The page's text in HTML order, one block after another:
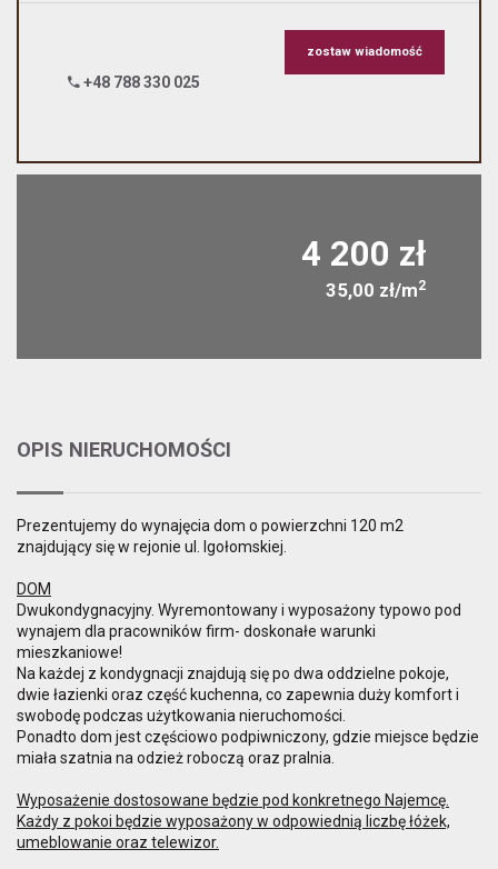
+48 788 330 025
zostaw wiadomość
4 200 zł
35,00 zł/m2
OPIS NIERUCHOMOŚCI
Prezentujemy do wynajęcia dom o powierzchni 120 m2
znajdujący się w rejonie ul. Igołomskiej.
DOM
Dwukondygnacyjny. Wyremontowany i wyposażony typowo pod
wynajem dla pracowników firm- doskonałe warunki
mieszkaniowe!
Na każdej z kondygnacji znajdują się po dwa oddzielne pokoje,
dwie łazienki oraz część kuchenna, co zapewnia duży komfort i
swobodę podczas użytkowania nieruchomości.
Ponadto dom jest częściowo podpiwniczony, gdzie miejsce będzie
miała szatnia na odzież roboczą oraz pralnia.
Wyposażenie dostosowane będzie pod konkretnego Najemcę.
Każdy z pokoi będzie wyposażony w odpowiednią liczbę łóżek,
umeblowanie oraz telewizor.